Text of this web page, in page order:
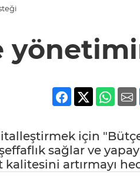
için
sağlar ve
artırmayı